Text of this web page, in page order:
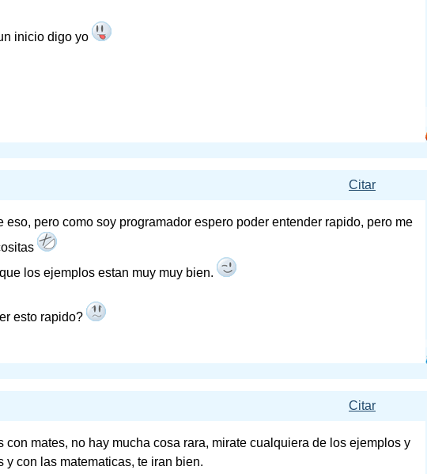
inicio digo yo
Citar
pero como soy programador espero poder entender rapido, pero me
los ejemplos estan muy muy bien.
esto rapido?
Citar
mates, no hay mucha cosa rara, mirate cualquiera de los ejemplos y
con las matematicas, te iran bien.